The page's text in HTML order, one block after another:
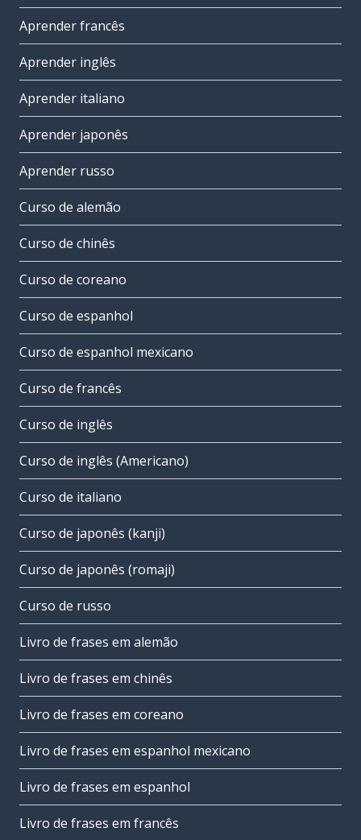
Aprender francês
Aprender inglês
Aprender italiano
Aprender japonês
Aprender russo
Curso de alemão
Curso de chinês
Curso de coreano
Curso de espanhol
Curso de espanhol mexicano
Curso de francês
Curso de inglês
Curso de inglês (Americano)
Curso de italiano
Curso de japonês (kanji)
Curso de japonês (romaji)
Curso de russo
Livro de frases em alemão
Livro de frases em chinês
Livro de frases em coreano
Livro de frases em espanhol mexicano
Livro de frases em espanhol
Livro de frases em francês